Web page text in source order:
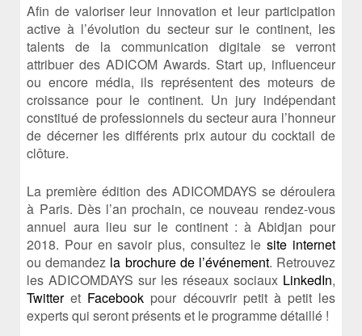
Afin de valoriser leur innovation et leur participation
active à l’évolution du secteur sur le continent, les
talents de la communication digitale se verront
attribuer des ADICOM Awards. Start up, influenceur
ou encore média, ils représentent des moteurs de
croissance pour le continent. Un jury indépendant
constitué de professionnels du secteur aura l’honneur
de décerner les différents prix autour du cocktail de
clôture.
La première édition des ADICOMDAYS se déroulera
à Paris. Dès l’an prochain, ce nouveau rendez-vous
annuel aura lieu sur le continent : à Abidjan pour
2018. Pour en savoir plus, consultez lesite internet
ou demandez la brochure de l’événement. Retrouvez
les ADICOMDAYS sur les réseaux sociaux LinkedIn,
Twitteret Facebook pour découvrir petit à petit les
experts qui seront présents et le programme détaillé !